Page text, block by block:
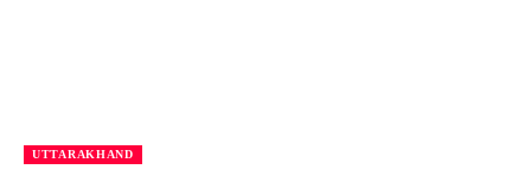
UTTARAKHAND